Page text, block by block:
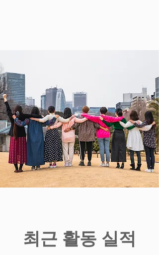
최근 활동 실적